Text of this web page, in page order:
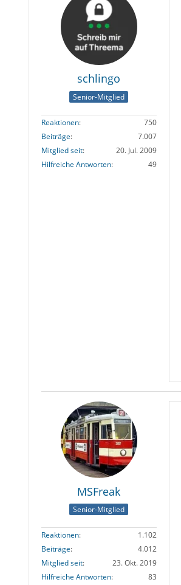
schlingo
Senior-Mitglied
Reaktionen
750
Beiträge
7.007
Mitglied seit
20. Jul. 2009
Hilfreiche Antworten
49
MSFreak
Senior-Mitglied
Reaktionen
1.102
Beiträge
4.012
Mitglied seit
23. Okt. 2019
Hilfreiche Antworten
83